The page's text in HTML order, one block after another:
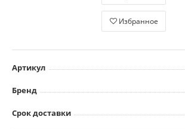
Избранное
Артикул
Бренд
Срок доставки